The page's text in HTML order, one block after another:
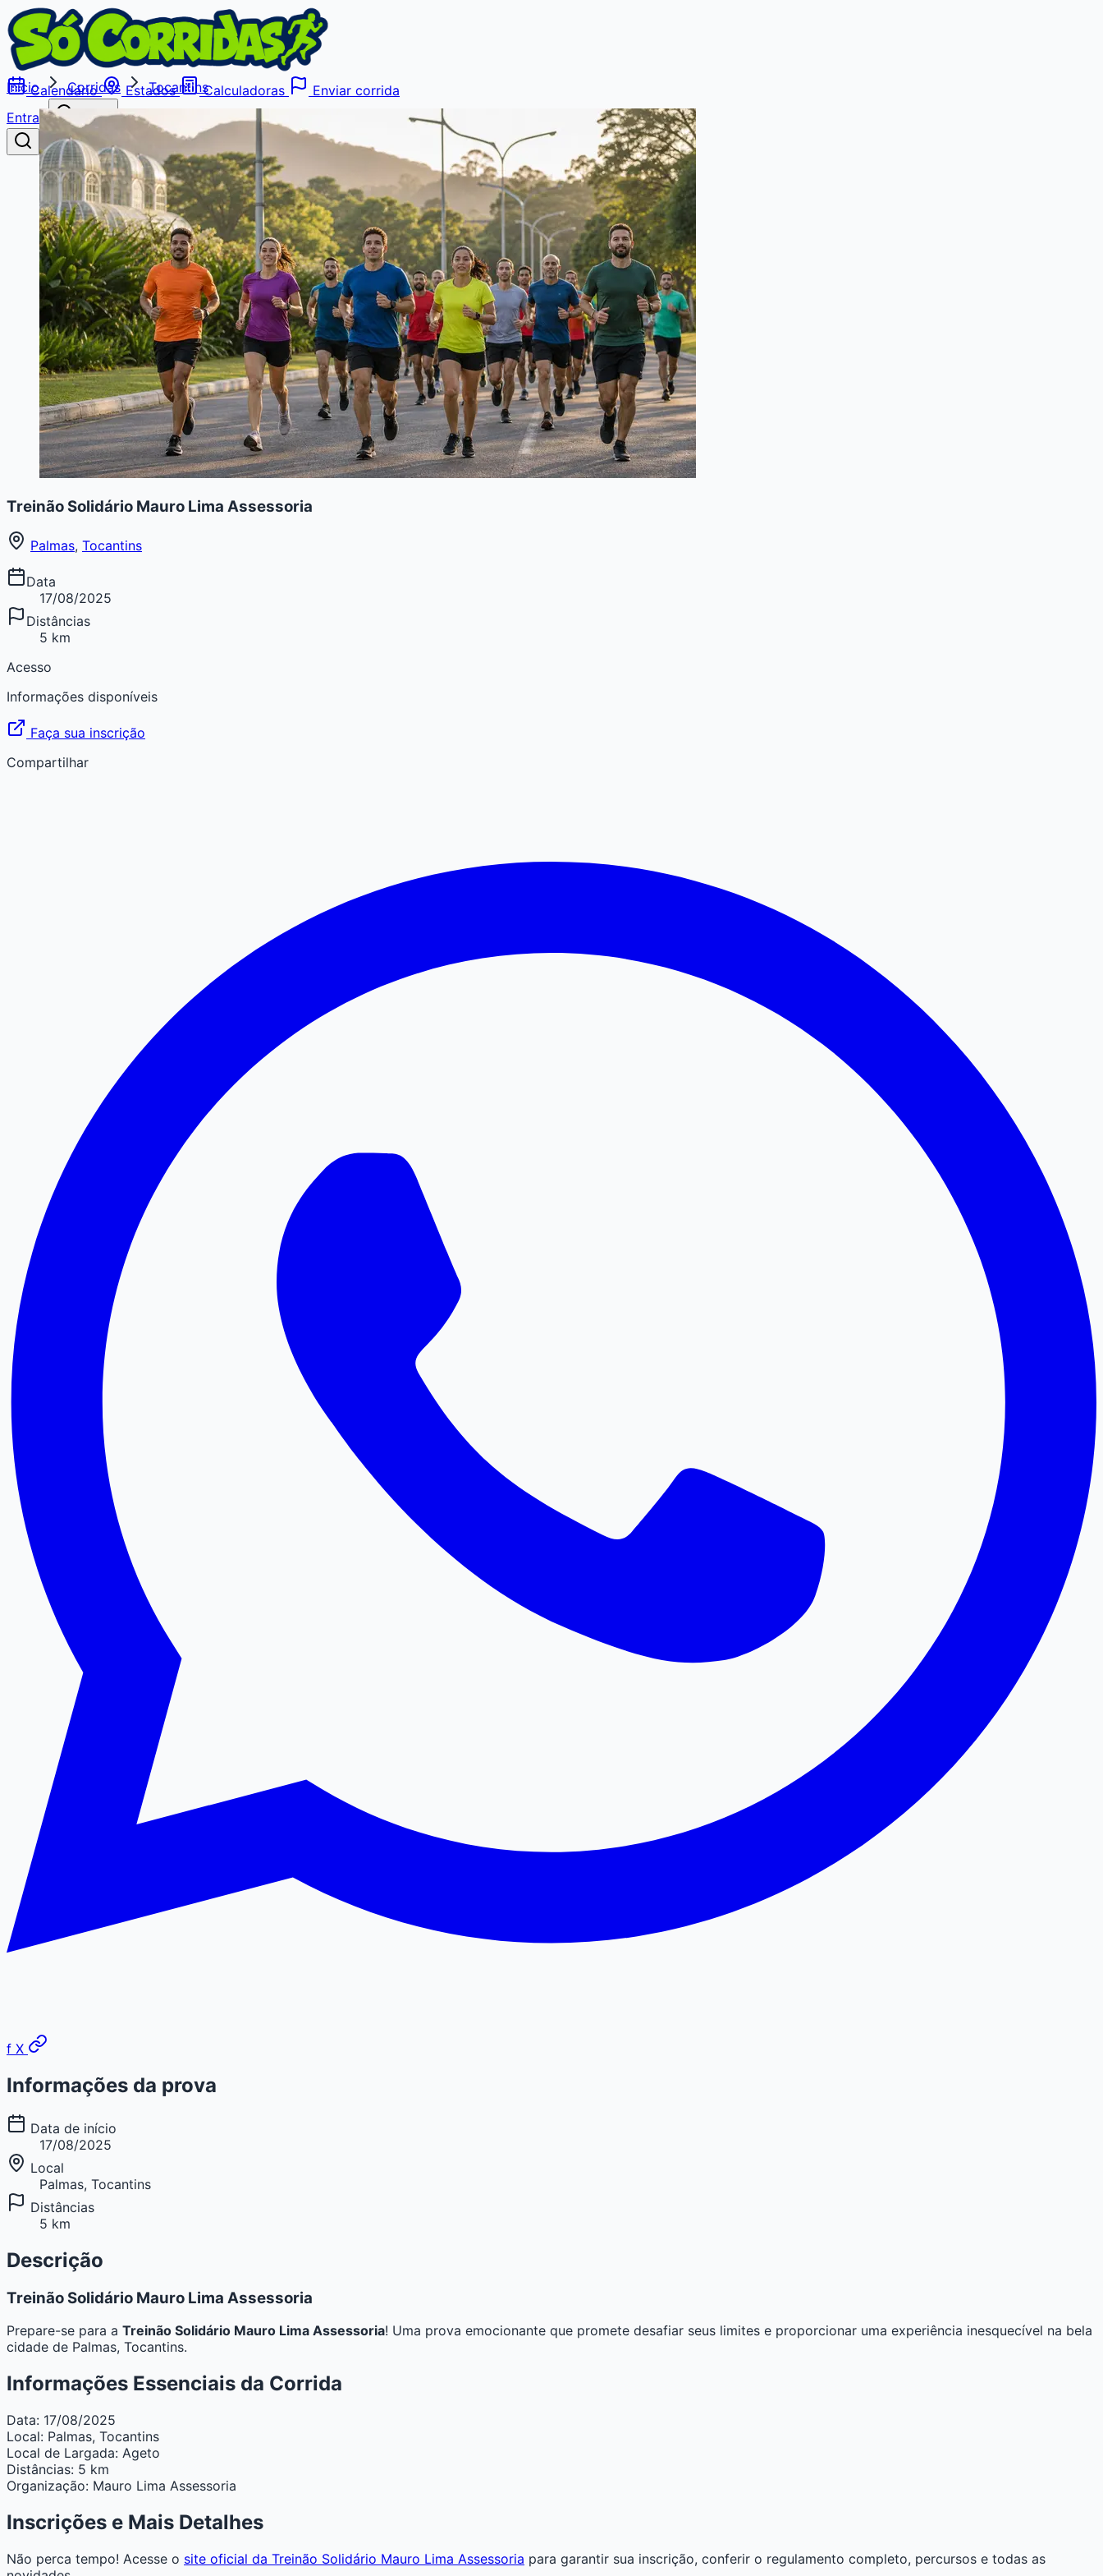
Calendário Estados Calculadoras
Enviar corrida
Entrar
Buscar
Início Corridas Tocantins
Treinão Solidário Mauro Lima Assessoria
Palmas, Tocantins
Data
17/08/2025
Distâncias
5 km
Acesso
Informações disponíveis
Faça sua inscrição
Compartilhar
f X
Informações da prova
Data de início
17/08/2025
Local
Palmas, Tocantins
Distâncias
5 km
Descrição
Treinão Solidário Mauro Lima Assessoria
Prepare-se para a Treinão Solidário Mauro Lima Assessoria! Uma prova emocionante que promete desafiar seus limites e proporcionar uma experiência inesquecível na bela
cidade de Palmas, Tocantins.
Informações Essenciais da Corrida
Data: 17/08/2025
Local: Palmas, Tocantins
Local de Largada: Ageto
Distâncias: 5 km
Organização: Mauro Lima Assessoria
Inscrições e Mais Detalhes
Não perca tempo! Acesse o site oficial da Treinão Solidário Mauro Lima Assessoria para garantir sua inscrição, conferir o regulamento completo, percursos e todas as